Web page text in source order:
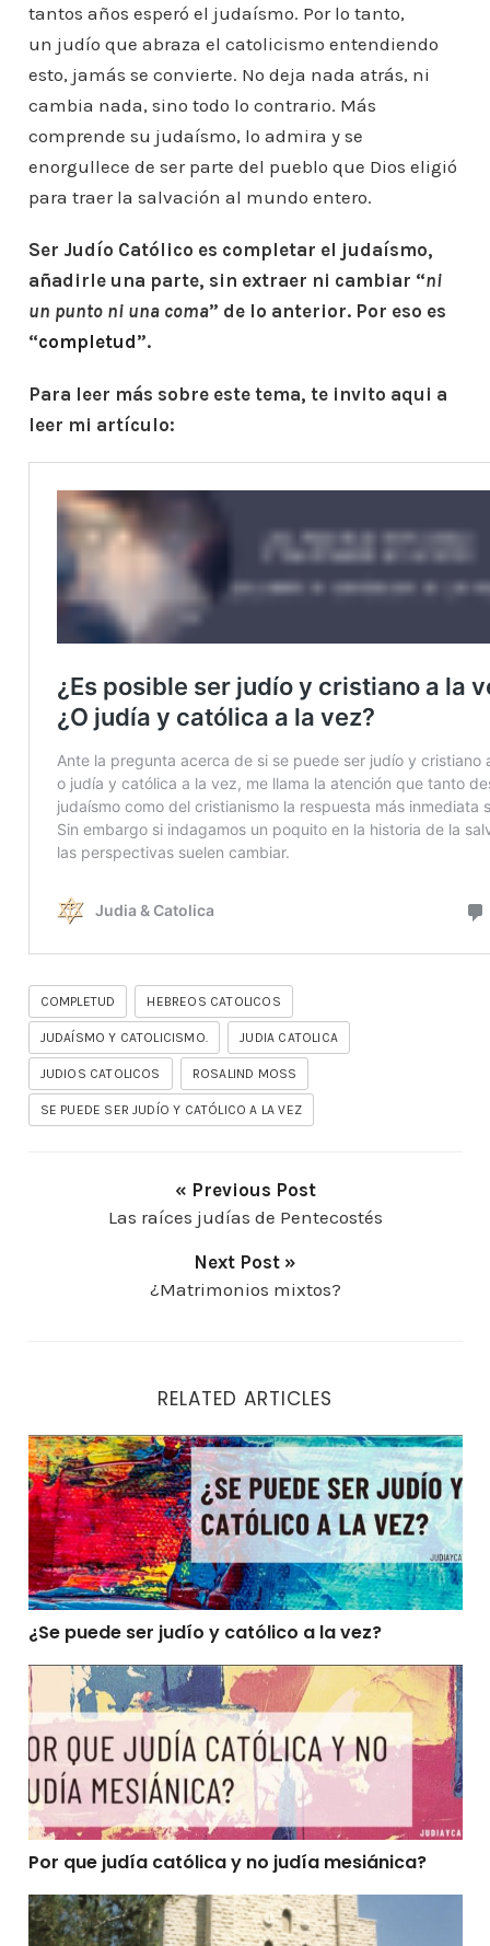
tantos años esperó el judaísmo. Por lo tanto,
un judío que abraza el catolicismo entendiendo
esto, jamás se convierte. No deja nada atrás, ni
cambia nada, sino todo lo contrario. Más
comprende su judaísmo, lo admira y se
enorgullece de ser parte del pueblo que Dios eligió
para traer la salvación al mundo entero.
Ser Judío Católico es completar el judaísmo,
añadirle una parte, sin extraer ni cambiar “ni
un punto ni una coma” de lo anterior. Por eso es
“completud”.
Para leer más sobre este tema, te invito aqui a
leer mi artículo:
COMPLETUD HEBREOS CATOLICOS
JUDAÍSMO Y CATOLICISMO. JUDIA CATOLICA
JUDIOS CATOLICOS ROSALIND MOSS
SE PUEDE SER JUDÍO Y CATÓLICO A LA VEZ
« Previous Post
Las raíces judías de Pentecostés
Next Post »
¿Matrimonios mixtos?
RELATED ARTICLES
¿Se puede ser judío y católico a la vez?
¿Se puede ser judío y católico a la vez?
Por que judía católica y no judía mesiánica?
Por que judía católica y no judía mesiánica?
El Carmelo del Monte Carmelo y el Judaismo